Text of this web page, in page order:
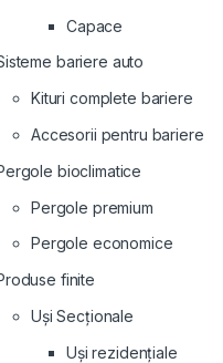
Capace
bariere auto
Kituri complete bariere
Accesorii pentru bariere
bioclimatice
Pergole premium
Pergole economice
finite
Uși Secționale
Uși rezidențiale